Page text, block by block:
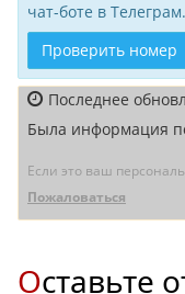
чат-боте в Телеграм.
Проверить номер
Последнее
Была информация
Если это ваш
Пожаловаться